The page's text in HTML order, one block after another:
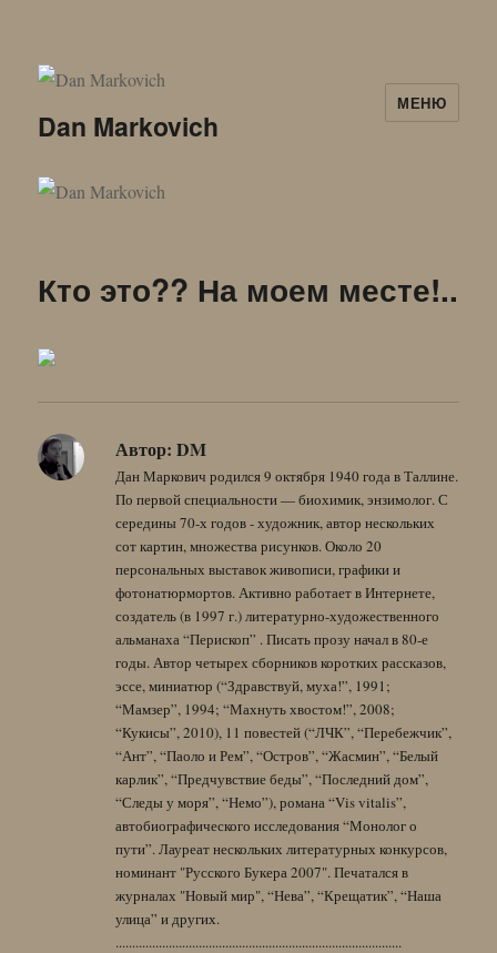
Dan Markovich
МЕНЮ
Кто это?? На моем месте!..
Автор: DM
Дан Маркович родился 9 октября 1940 года в Таллине.
По первой специальности — биохимик, энзимолог. С
середины 70-х годов - художник, автор нескольких
сот картин, множества рисунков. Около 20
персональных выставок живописи, графики и
фотонатюрмортов. Активно работает в Интернете,
создатель (в 1997 г.) литературно-художественного
альманаха “Перископ” . Писать прозу начал в 80-е
годы. Автор четырех сборников коротких рассказов,
эссе, миниатюр (“Здравствуй, муха!”, 1991;
“Мамзер”, 1994; “Махнуть хвостом!”, 2008;
“Кукисы”, 2010), 11 повестей (“ЛЧК”, “Перебежчик”,
“Ант”, “Паоло и Рем”, “Остров”, “Жасмин”, “Белый
карлик”, “Предчувствие беды”, “Последний дом”,
“Следы у моря”, “Немо”), романа “Vis vitalis”,
автобиографического исследования “Монолог о
пути”. Лауреат нескольких литературных конкурсов,
номинант "Русского Букера 2007". Печатался в
журналах "Новый мир", “Нева”, “Крещатик”, “Наша
улица” и других.
......................................................................................